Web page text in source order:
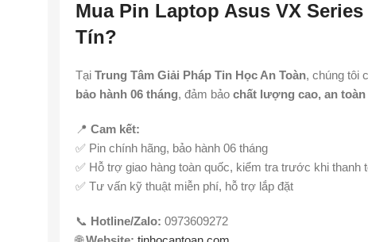
Mua Pin Laptop Asus VX
Tín?
Tại Trung Tâm Giải Pháp Tin Học An Toàn, chúng tôi
bảo hành 06 tháng, đảm bảo chất lượng cao, an
📍 Cam kết:
✅ Pin chính hãng, bảo hành 06 tháng
✅ Hỗ trợ giao hàng toàn quốc, kiểm tra trước khi thanh
✅ Tư vấn kỹ thuật miễn phí, hỗ trợ lắp đặt
📞 Hotline/Zalo: 0973609272